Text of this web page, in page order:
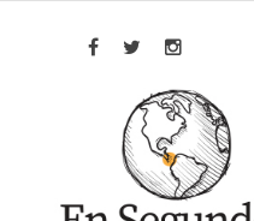
Facebook
TwitterInstagram